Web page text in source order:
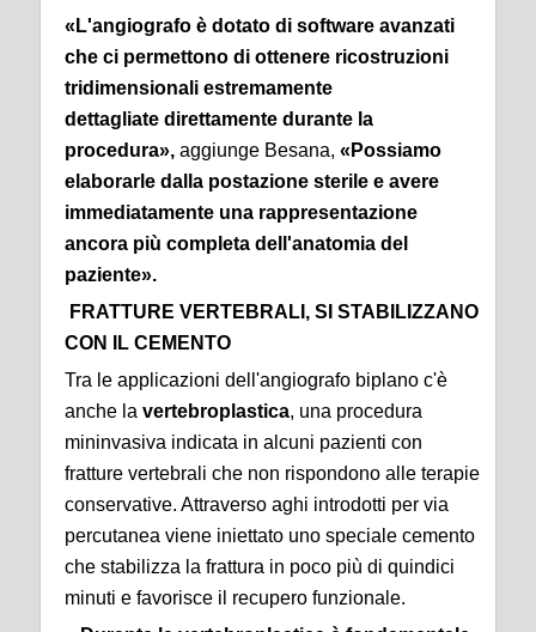
«L'angiografo è dotato di software avanzati
che ci permettono di ottenere ricostruzioni
tridimensionali estremamente
dettagliate direttamente durante la
procedura», aggiunge Besana, «Possiamo
elaborarle dalla postazione sterile e avere
immediatamente una rappresentazione
ancora più completa dell'anatomia del
paziente».
FRATTURE VERTEBRALI, SI STABILIZZANO
CON IL CEMENTO
Tra le applicazioni dell'angiografo biplano c'è
anche la vertebroplastica, una procedura
mininvasiva indicata in alcuni pazienti con
fratture vertebrali che non rispondono alle terapie
conservative. Attraverso aghi introdotti per via
percutanea viene iniettato uno speciale cemento
che stabilizza la frattura in poco più di quindici
minuti e favorisce il recupero funzionale.